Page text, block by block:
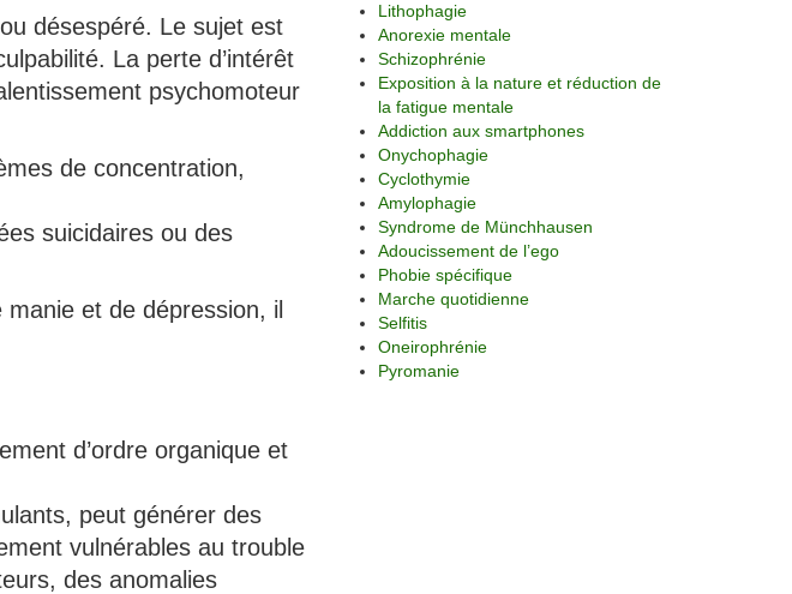
désespéré. Le sujet est
La perte d’intérêt
psychomoteur
de concentration,
suicidaires ou des
et de dépression, il
d’ordre organique et
peut générer des
vulnérables au trouble
des anomalies
Lithophagie
Anorexie mentale
Schizophrénie
Exposition à la nature et réduction de
la fatigue mentale
Addiction aux smartphones
Onychophagie
Cyclothymie
Amylophagie
Syndrome de Münchhausen
Adoucissement de l’ego
Phobie spécifique
Marche quotidienne
Selfitis
Oneirophrénie
Pyromanie